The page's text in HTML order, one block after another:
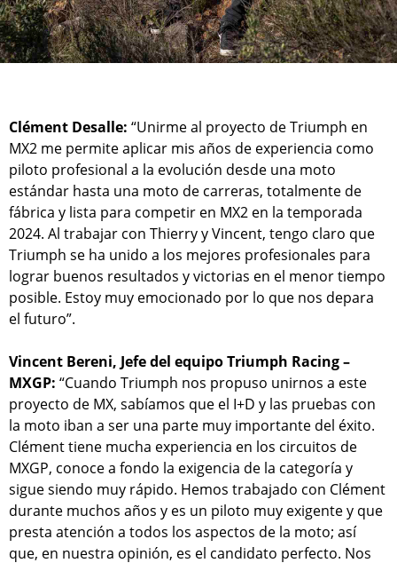
Clément Desalle: “Unirme al proyecto de Triumph en
MX2 me permite aplicar mis años de experiencia como
piloto profesional a la evolución desde una moto
estándar hasta una moto de carreras, totalmente de
fábrica y lista para competir en MX2 en la temporada
2024. Al trabajar con Thierry y Vincent, tengo claro que
Triumph se ha unido a los mejores profesionales para
lograr buenos resultados y victorias en el menor tiempo
posible. Estoy muy emocionado por lo que nos depara
el futuro”.
Vincent Bereni, Jefe del equipo Triumph Racing –
MXGP: “Cuando Triumph nos propuso unirnos a este
proyecto de MX, sabíamos que el I+D y las pruebas con
la moto iban a ser una parte muy importante del éxito.
Clément tiene mucha experiencia en los circuitos de
MXGP, conoce a fondo la exigencia de la categoría y
sigue siendo muy rápido. Hemos trabajado con Clément
durante muchos años y es un piloto muy exigente y que
presta atención a todos los aspectos de la moto; así
que, en nuestra opinión, es el candidato perfecto. Nos